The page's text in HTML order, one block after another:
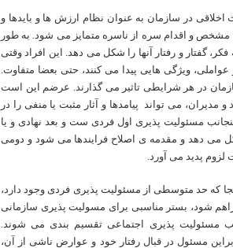
در سازمان به عنوان نظام ارزش ها و بایدها و
و اقدام سره از ناسره متمایز می شود. به طور
گفتار و رفتار آنها را شکل می دهد. این افراد وقتی
ویژگی هایی پیدا می کنند، حتی بعضا متفاوت.
در هر شرایطی تاثیر می گذارند. عرضم این است
مدیران، می تواند پیامدها و آثار مثبت یا منفی را در
مسئولیت پذیری اول فردی ست و بعد نهادی و یا
می دهد و مقدمه ی اصلاح فرایندها می شود و دومی
پدید می آورد.
که حد متوسطی از مسئولیت پذیری فردی وجود دارد،
شود، بستر مناسبی برای مسولیت پذیری سازمانی
مسئولیت پذیری اجتماعی تقسیم بندی می شوند.
مسئول در قبال رفتار خود و عوارض ناشی از آن،